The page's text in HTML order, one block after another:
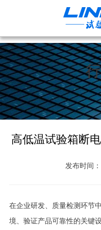
高低温试验箱断
发布时间
在企业研发、质量检测环节中
境、验证产品可靠性的关键